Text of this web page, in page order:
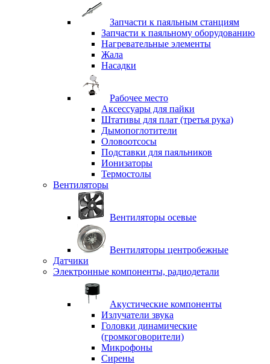
Запчасти к паяльным станциям
Запчасти к паяльному оборудованию
Нагревательные элементы
Жала
Насадки
Рабочее место
Аксессуары для пайки
Штативы для плат (третья рука)
Дымопоглотители
Оловоотсосы
Подставки для паяльников
Ионизаторы
Термостолы
Вентиляторы
Вентиляторы осевые
Вентиляторы центробежные
Датчики
Электронные компоненты, радиодетали
Акустические компоненты
Излучатели звука
Головки динамические
(громкоговорители)
Микрофоны
Сирены